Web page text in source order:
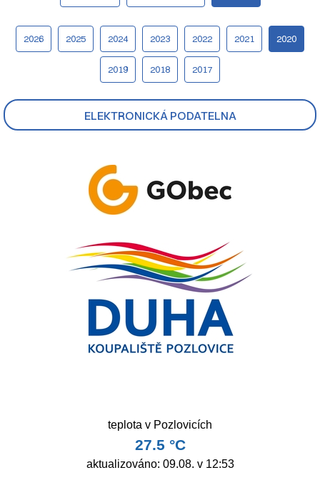
ELEKTRONICKÁ PODATELNA
2026 2025 2024 2023 2022 2021 2020
2019 2018 2017